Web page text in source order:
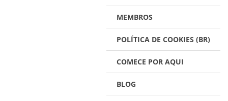
MEMBROS
POLÍTICA DE COOKIES (BR)
COMECE POR AQUI
BLOG